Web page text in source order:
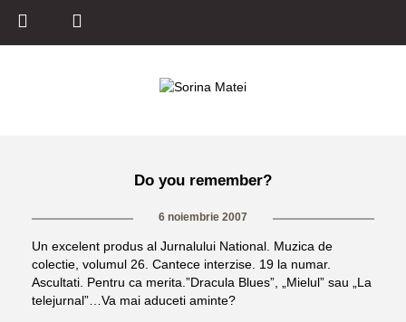
Do you remember?
6 noiembrie 2007
Un excelent produs al Jurnalului National. Muzica de
colectie, volumul 26. Cantece interzise. 19 la numar.
Ascultati. Pentru ca merita.”Dracula Blues”, „Mielul” sau „La
telejurnal”…Va mai aduceti aminte?